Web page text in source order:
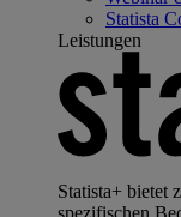
Statista
Leistungen
Statista+ bietet
spezifischen